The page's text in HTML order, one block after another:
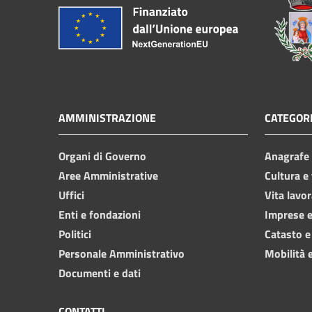
AMMINISTRAZIONE
Organi di Governo
Aree Amministrative
Uffici
Enti e fondazioni
Politici
Personale Amministrativo
Documenti e dati
Cultura
Vita
Imprese
Catasto
Mobilità